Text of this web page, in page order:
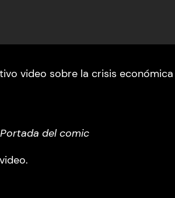
video sobre la crisis
Portada del comic